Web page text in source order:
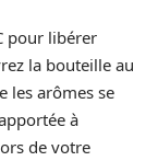
pour libérer
la bouteille au
les arômes se
à
de votre